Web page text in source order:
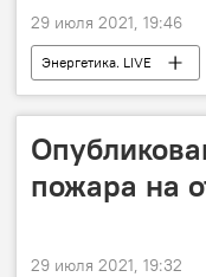
29 июля 2021, 19:46
Энергетика. LIVE
Калининградская
пожара на
29 июля 2021, 19:32